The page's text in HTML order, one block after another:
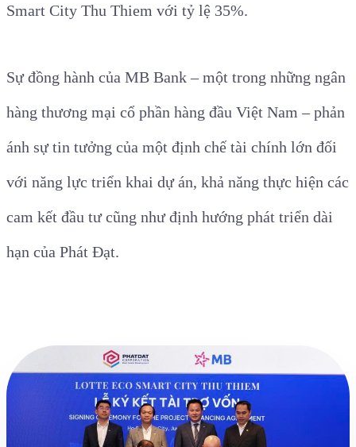
Smart City Thu Thiem với tỷ lệ 35%.
Sự đồng hành của MB Bank – một trong những ngân
hàng thương mại cổ phần hàng đầu Việt Nam – phản
ánh sự tin tưởng của một định chế tài chính lớn đối
với năng lực triển khai dự án, khả năng thực hiện các
cam kết đầu tư cũng như định hướng phát triển dài
hạn của Phát Đạt.